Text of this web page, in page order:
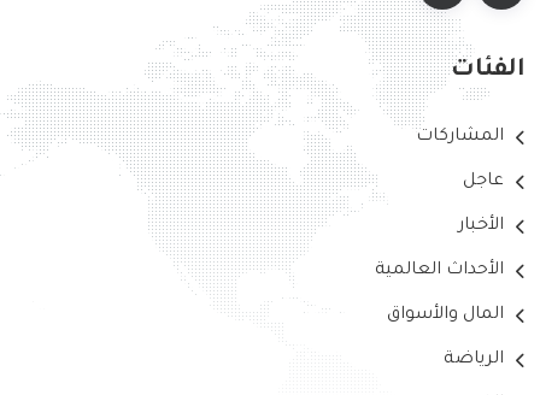
الفئات
المشاركات
عاجل
الأخبار
الأحداث العالمية
المال والأسواق
الرياضة